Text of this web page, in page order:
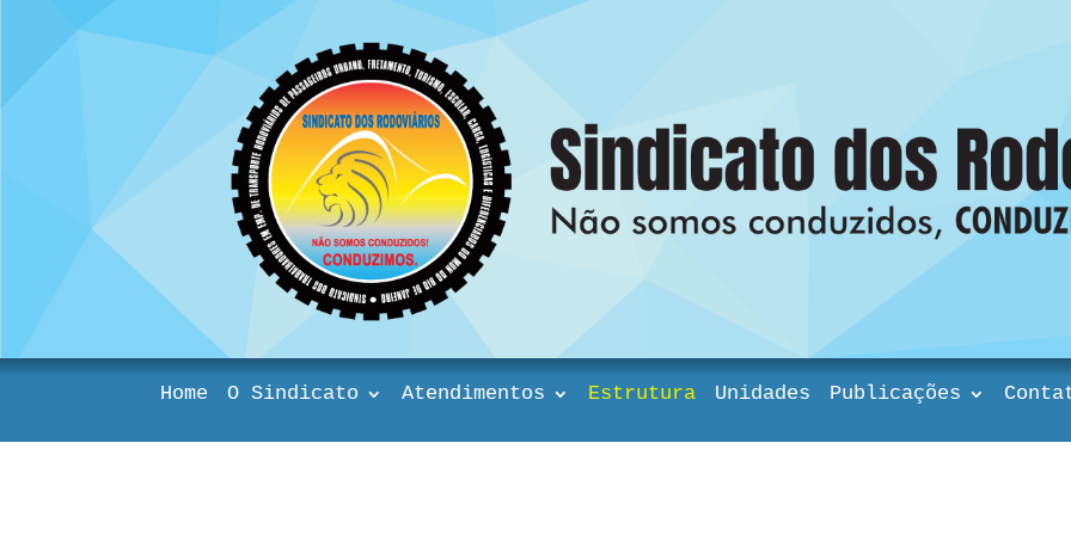
Home O Sindicato Atendimentos Estrutura Unidades Publicações